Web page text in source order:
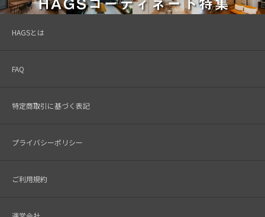
HAGSとは
FAQ
特定商取引に基づく表記
プライバシーポリシー
ご利用規約